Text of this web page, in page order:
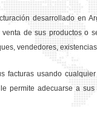
desarrollado en
de sus productos o
vendedores,
facturas usando
permite adecuarse a sus